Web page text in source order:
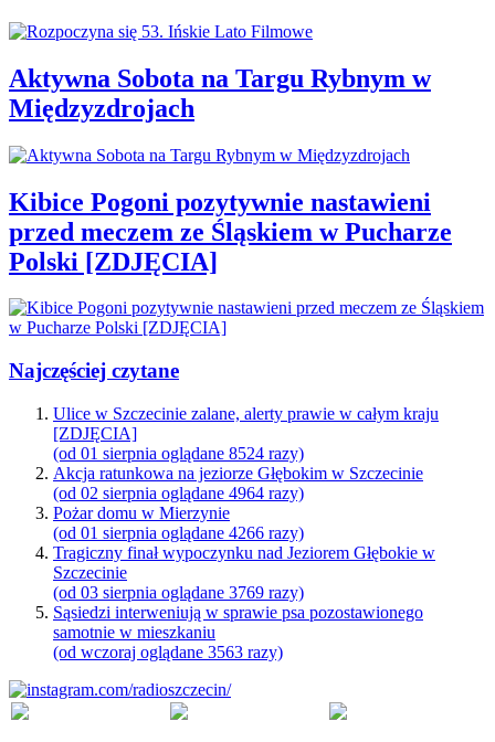
Aktywna Sobota na Targu Rybnym w
Międzyzdrojach
Kibice Pogoni pozytywnie nastawieni
przed meczem ze Śląskiem w Pucharze
Polski [ZDJĘCIA]
Najczęściej czytane
Ulice w Szczecinie zalane, alerty prawie w całym kraju
[ZDJĘCIA]
(od 01 sierpnia oglądane 8524 razy)
Akcja ratunkowa na jeziorze Głębokim w Szczecinie
(od 02 sierpnia oglądane 4964 razy)
Pożar domu w Mierzynie
(od 01 sierpnia oglądane 4266 razy)
Tragiczny finał wypoczynku nad Jeziorem Głębokie w
Szczecinie
(od 03 sierpnia oglądane 3769 razy)
Sąsiedzi interweniują w sprawie psa pozostawionego
samotnie w mieszkaniu
(od wczoraj oglądane 3563 razy)